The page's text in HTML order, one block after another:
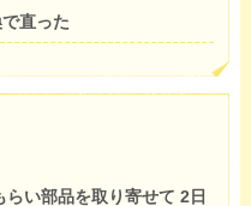
直った
い部品を取り寄せて 2日